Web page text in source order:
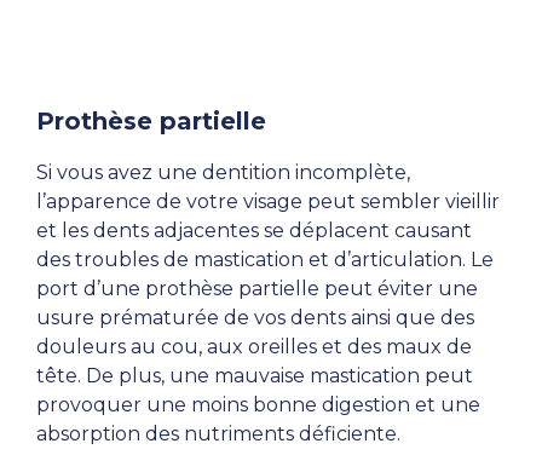
Prothèse partielle
Si vous avez une dentition incomplète,
l’apparence de votre visage peut sembler vieillir
et les dents adjacentes se déplacent causant
des troubles de mastication et d’articulation. Le
port d’une prothèse partielle peut éviter une
usure prématurée de vos dents ainsi que des
douleurs au cou, aux oreilles et des maux de
tête. De plus, une mauvaise mastication peut
provoquer une moins bonne digestion et une
absorption des nutriments déficiente.